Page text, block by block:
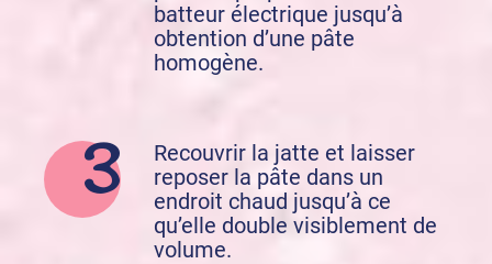
batteur électrique jusqu’à
obtention d’une pâte
homogène.
Recouvrir la jatte et laisser
reposer la pâte dans un
endroit chaud jusqu’à ce
qu’elle double visiblement de
volume.